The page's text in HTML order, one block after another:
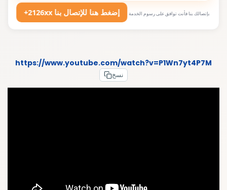
+2126xx إضغط هنا للإتصال بنا بإتصالك بنا فأنت توافق على رسوم الخدمة
https://www.youtube.com/watch?v=P1Wn7yt4P7M
نسخ